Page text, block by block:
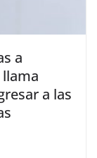
a
a las